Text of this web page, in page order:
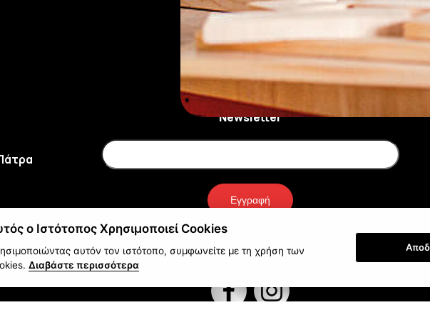
Newsletter
Εγγραφή
ο Ιστότοπος Χρησιμοποιεί Cookies
αυτόν τον ιστότοπο, συμφωνείτε με τη χρήση των
Διαβάστε περισσότερα